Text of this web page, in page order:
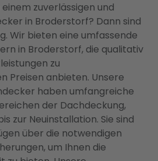
zuverlässigen und
in Broderstorf? Dann sind
Wir bieten eine umfassende
in Broderstorf, die qualitativ
zu
Preisen anbieten. Unsere
haben umfangreiche
der Dachdeckung,
zur Neuinstallation. Sie sind
über die notwendigen
um Ihnen die